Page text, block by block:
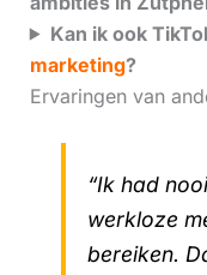
Kan ik ook
marketing?
Ervaringen van
“Ik had
werkloze
bereiken.